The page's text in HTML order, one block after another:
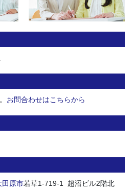
お問合わせはこちらから
田原市若草1-719-1 超沼ビル2階北